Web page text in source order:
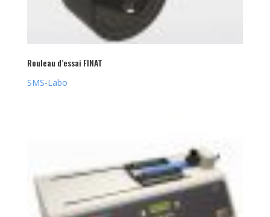
Rouleau d’essai FINAT
SMS-Labo